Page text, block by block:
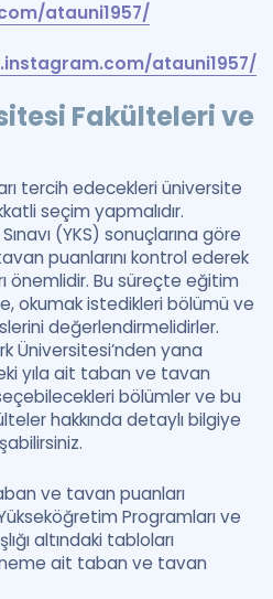
atauni1957/
atauni1957/
Fakülteleri ve
tercih edecekleri üniversite
seçim yapmalıdır.
(YKS) sonuçlarına göre
puanlarını kontrol ederek
önemlidir. Bu süreçte eğitim
okumak istedikleri bölümü ve
değerlendirmelidirler.
Üniversitesi’nden yana
yıla ait taban ve tavan
bölümler ve bu
hakkında detaylı bilgiye
ve tavan puanları
Programları ve
altındaki tabloları
ait taban ve tavan